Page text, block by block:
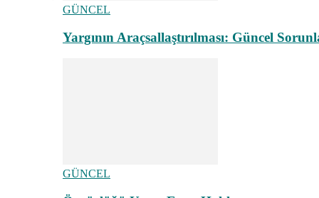
GÜNCEL
Yargının Araçsallaştırılması: Güncel
GÜNCEL